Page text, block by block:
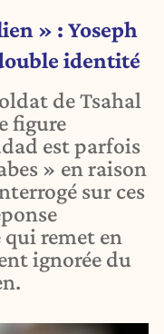
» : Yoseph
identité
de Tsahal
figure
est parfois
» en raison
sur ces
remet en
ignorée du